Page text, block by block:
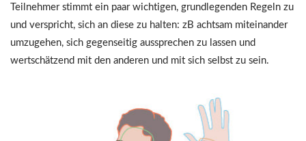
Teilnehmer stimmt ein paar wichtigen, grundlegenden Regeln zu
und verspricht, sich an diese zu halten: zB achtsam miteinander
umzugehen, sich gegenseitig aussprechen zu lassen und
wertschätzend mit den anderen und mit sich selbst zu sein.